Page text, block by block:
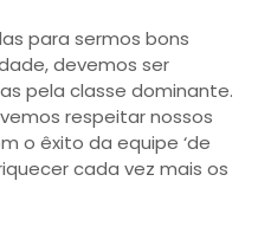
para sermos bons
devemos ser
pela classe dominante.
respeitar nossos
o êxito da equipe ‘de
cada vez mais os